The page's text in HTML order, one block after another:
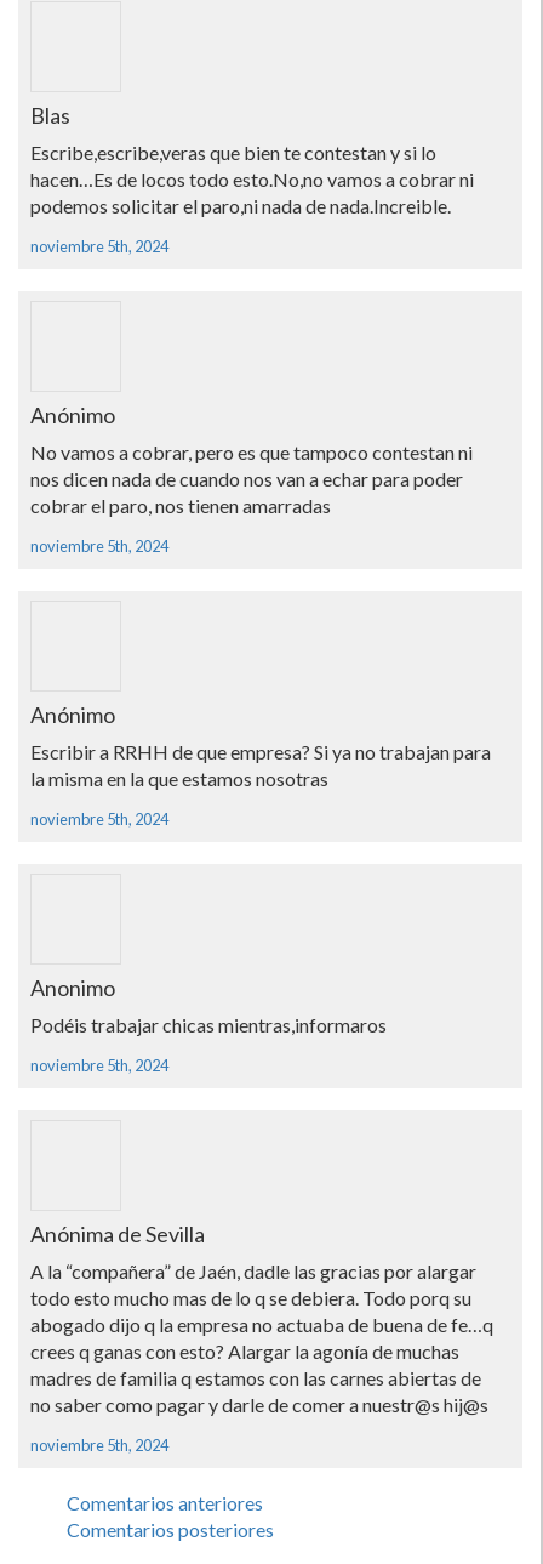
Blas
Escribe,escribe,veras que bien te contestan y si lo
hacen…Es de locos todo esto.No,no vamos a cobrar ni
podemos solicitar el paro,ni nada de nada.Increible.
noviembre 5th, 2024
Anónimo
No vamos a cobrar, pero es que tampoco contestan ni
nos dicen nada de cuando nos van a echar para poder
cobrar el paro, nos tienen amarradas
noviembre 5th, 2024
Anónimo
Escribir a RRHH de que empresa? Si ya no trabajan para
la misma en la que estamos nosotras
noviembre 5th, 2024
Anonimo
Podéis trabajar chicas mientras,informaros
noviembre 5th, 2024
Anónima de Sevilla
A la “compañera” de Jaén, dadle las gracias por alargar
todo esto mucho mas de lo q se debiera. Todo porq su
abogado dijo q la empresa no actuaba de buena de fe…q
crees q ganas con esto? Alargar la agonía de muchas
madres de familia q estamos con las carnes abiertas de
no saber como pagar y darle de comer a nuestr@s hij@s
noviembre 5th, 2024
Comentarios anteriores
Comentarios posteriores